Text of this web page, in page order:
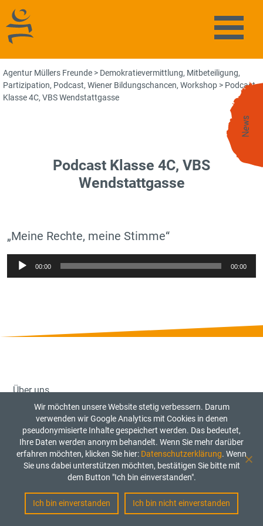
Agentur Müllers Freunde
News
Agentur Müllers Freunde > Demokratievermittlung, Mitbeteiligung,
Partizipation, Podcast, Wiener Bildungschancen, Workshop > Podcast
Klasse 4C, VBS Wendstattgasse
Podcast Klasse 4C, VBS
Wendstattgasse
„Meine Rechte, meine Stimme“
Audio-
Player
00:00 00:00
Wir möchten unsere Website stetig verbessern. Darum
verwenden wir Google Analytics mit Cookies in denen
pseudonymisierte Inhalte gespeichert werden. Das bedeutet,
Ihre Daten werden anonym behandelt. Wenn Sie mehr darüber
erfahren möchten, klicken Sie hier: Datenschutzerklärung. Wenn
Sie uns dabei unterstützen möchten, bestätigen Sie bitte mit
dem Button "Ich bin einverstanden".
Ich bin einverstanden Ich bin nicht einverstanden
Über uns
Referenzen
Pressestimmen
Kontakt
Datenschutzerklärung
Aktuelle Jobangebote
Kinderschutzkonzept